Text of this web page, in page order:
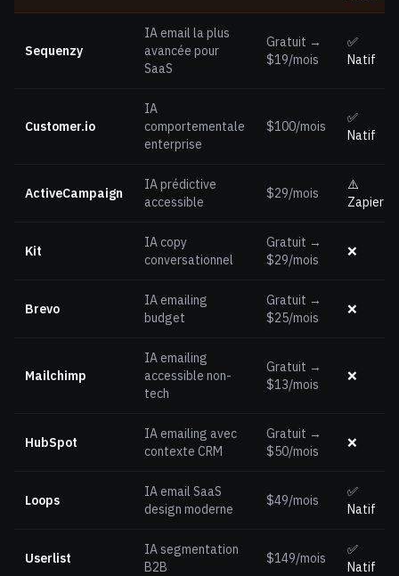
Sequenzy
IA email la plus
avancée pour
SaaS
Gratuit →
$19/mois
✅
Natif
Customer.io
IA
comportementale
enterprise
$100/mois
✅
Natif
ActiveCampaign
IA prédictive
accessible
$29/mois
⚠️
Zapier
Kit
IA copy
conversationnel
Gratuit →
$29/mois
❌
Brevo
IA emailing
budget
Gratuit →
$25/mois
❌
Mailchimp
IA emailing
accessible non-
tech
Gratuit →
$13/mois
❌
HubSpot
IA emailing avec
contexte CRM
Gratuit →
$50/mois
❌
Loops
IA email SaaS
design moderne
$49/mois
✅
Natif
Userlist
IA segmentation
B2B
$149/mois
✅
Natif